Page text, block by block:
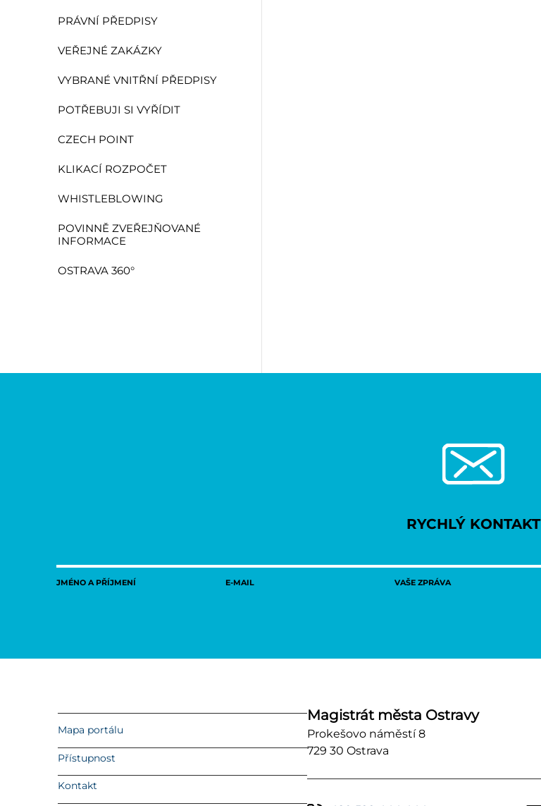
PRÁVNÍ PŘEDPISY
VEŘEJNÉ ZAKÁZKY
VYBRANÉ VNITŘNÍ PŘEDPISY
POTŘEBUJI SI VYŘÍDIT
CZECH POINT
KLIKACÍ ROZPOČET
WHISTLEBLOWING
POVINNĚ ZVEŘEJŇOVANÉ
INFORMACE
OSTRAVA 360°
RYCHLÝ KONTAKT
JMÉNO A PŘÍJMENÍ E-MAIL VAŠE ZPRÁVA
Mapa portálu
Přístupnost
Kontakt
Magistrát města Ostravy
Prokešovo náměstí 8
729 30 Ostrava